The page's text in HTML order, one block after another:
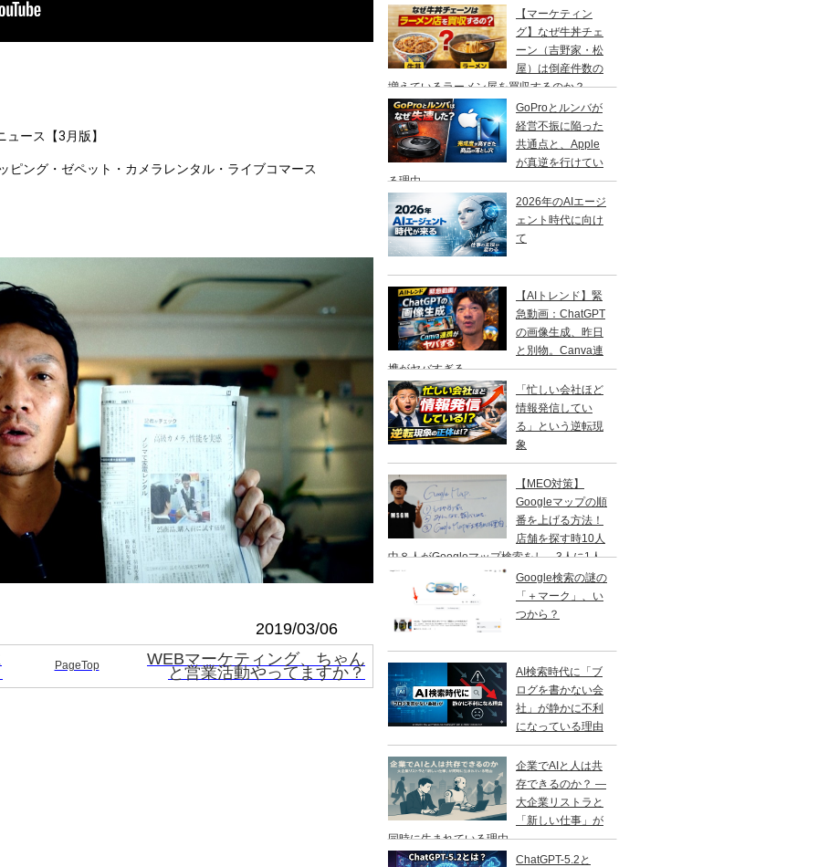
ュース【3月版】
ピング・ゼペット・カメラレンタル・ライブコマース
2019/03/06
PageTop WEBマーケティング、ちゃん
と営業活動やってますか？
【マーケティン
グ】なぜ牛丼チェ
ーン（吉野家・松
屋）は倒産件数の
増えているラーメン屋を買収するのか？
GoProとルンバが
経営不振に陥った
共通点と、Apple
が真逆を行けてい
る理由
2026年のAIエージ
ェント時代に向け
て
【AIトレンド】緊
急動画：ChatGPT
の画像生成、昨日
と別物。Canva連
携がヤバすぎる
「忙しい会社ほど
情報発信してい
る」という逆転現
象
【MEO対策】
Googleマップの順
番を上げる方法！
店舗を探す時10人
中８人がGoogleマップ検索をし、3人に1人
は１日以内に来店する事を知ってますか？
Google検索の謎の
「＋マーク」、い
つから？
AI検索時代に「ブ
ログを書かない会
社」が静かに不利
になっている理由
企業でAIと人は共
存できるのか？ ―
大企業リストラと
「新しい仕事」が
同時に生まれている理由 ―
ChatGPT-5.2と